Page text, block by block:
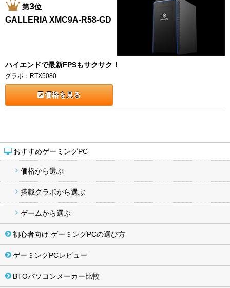
おすすめゲーミングPC
価格から選ぶ
搭載グラボから選ぶ
ゲームから選ぶ
初心者向け ゲーミングPCの選び方
ゲーミングPCレビュー
BTOパソコンメーカー比較
第3位
GALLERIA XMC9A-R58-GD
ハイエンドで最新FPSもサクサク！
グラボ：RTX5080
価格を見る